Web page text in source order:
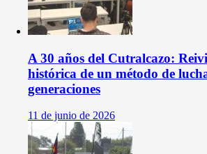
A 30 años del Cutralcazo:
histórica de un método de
generaciones
11 de junio de 2026